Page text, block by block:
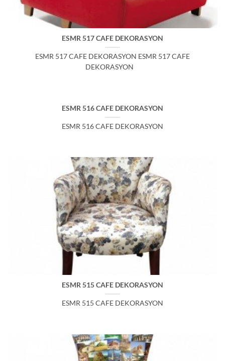
ESMR 517 CAFE DEKORASYON
ESMR 517 CAFE DEKORASYON ESMR 517 CAFE
DEKORASYON
ESMR 516 CAFE DEKORASYON
ESMR 516 CAFE DEKORASYON
ESMR 515 CAFE DEKORASYON
ESMR 515 CAFE DEKORASYON